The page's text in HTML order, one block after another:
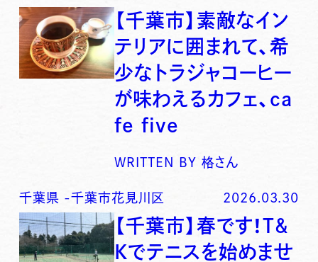
【千葉市】素敵なイン
テリアに囲まれて、希
少なトラジャコーヒー
が味わえるカフェ、ca
fe five
WRITTEN BY 格さん
千葉県 -千葉市花見川区 2026.03.30
【千葉市】春です！T&
Kでテニスを始めませ